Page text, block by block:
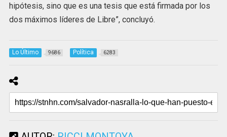
hipótesis, sino que es una tesis que está firmada por los
dos máximos líderes de Libre”, concluyó.
Lo Último 9686 Política 6283